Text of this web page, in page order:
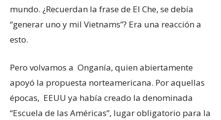
mundo. ¿Recuerdan la frase de El Che, se debía
“generar uno y mil Vietnams”? Era una reacción a
esto.
Pero volvamos a Onganía, quien abiertamente
apoyó la propuesta norteamericana. Por aquellas
épocas, EEUU ya había creado la denominada
“Escuela de las Américas”, lugar obligatorio para la